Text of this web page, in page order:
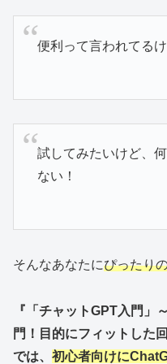
便利って言われてる
試してみたいけど、
ない！
そんなあなたにぴったり
『 「チャットGPT入門」
門！目的にフィットした
では、 初心者向けに